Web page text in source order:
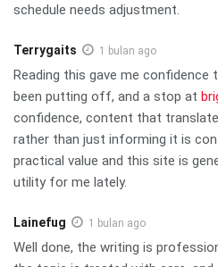
schedule needs adjustment.
Terrygaits 1 bulan ago
Reading this gave me confidence
been putting off, and a stop at
confidence, content that
rather than just informing it is
practical value and this site is
utility for me lately.
Lainefug 1 bulan ago
Well done, the writing is